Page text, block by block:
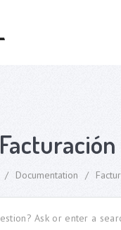
Facturación
/ Documentation /